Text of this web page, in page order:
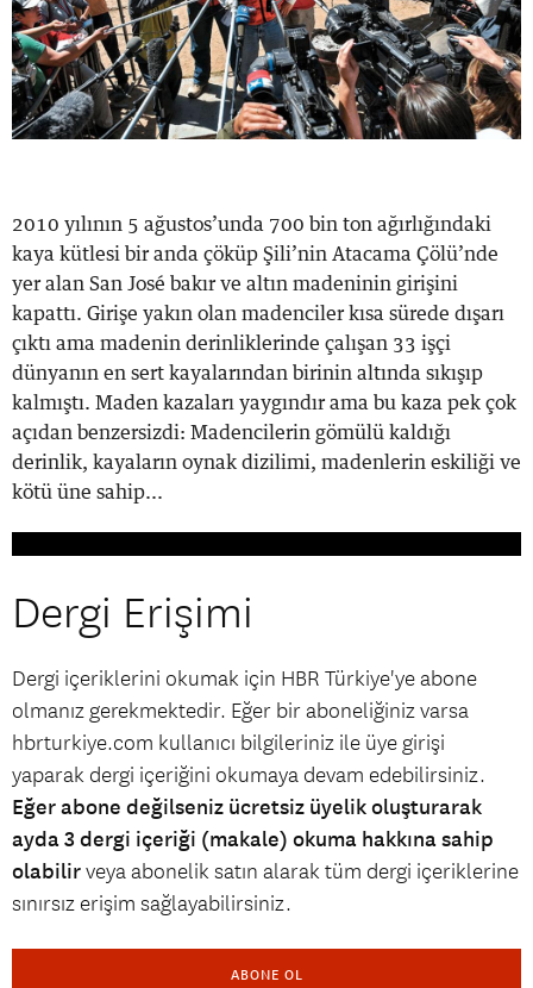
2010 yılının 5 ağustos’unda 700 bin ton ağırlığındaki
kaya kütlesi bir anda çöküp Şili’nin Atacama Çölü’nde
yer alan San José bakır ve altın madeninin girişini
kapattı. Girişe yakın olan madenciler kısa sürede dışarı
çıktı ama madenin derinliklerinde çalışan 33 işçi
dünyanın en sert kayalarından birinin altında sıkışıp
kalmıştı. Maden kazaları yaygındır ama bu kaza pek çok
açıdan benzersizdi: Madencilerin gömülü kaldığı
derinlik, kayaların oynak dizilimi, madenlerin eskiliği ve
kötü üne sahip...
Dergi Erişimi
Dergi içeriklerini okumak için HBR Türkiye'ye abone
olmanız gerekmektedir. Eğer bir aboneliğiniz varsa
hbrturkiye.com kullanıcı bilgileriniz ile üye girişi
yaparak dergi içeriğini okumaya devam edebilirsiniz.
Eğer abone değilseniz ücretsiz üyelik oluşturarak
ayda 3 dergi içeriği (makale) okuma hakkına sahip
olabilirveya abonelik satın alarak tüm dergi içeriklerine
sınırsız erişim sağlayabilirsiniz.
ABONE OL